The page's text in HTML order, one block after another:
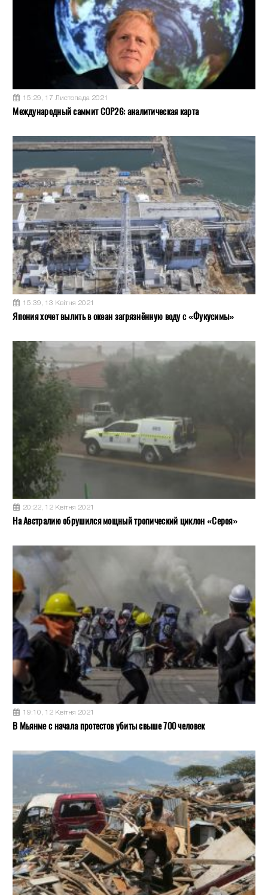
15:29, 17 Листопада 2021
Международный саммит COP26: аналитическая карта
15:39, 13 Квітня 2021
Япония хочет вылить в океан загрязнённую воду с «Фукусимы»
20:22, 12 Квітня 2021
На Австралию обрушился мощный тропический циклон «Сероя»
19:10, 12 Квітня 2021
В Мьянме с начала протестов убиты свыше 700 человек